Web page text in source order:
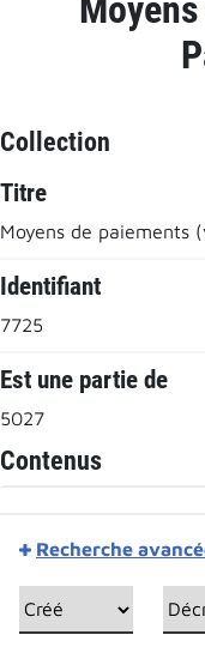
Collection
Titre
Moyens de paiements
Identifiant
7725
Est une partie de
5027
Contenus
Recherche